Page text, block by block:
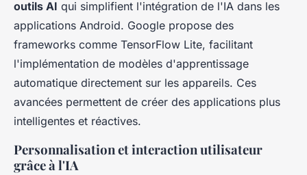
outils AI qui simplifient l'intégration de l'IA dans les
applications Android. Google propose des
frameworks comme TensorFlow Lite, facilitant
l'implémentation de modèles d'apprentissage
automatique directement sur les appareils. Ces
avancées permettent de créer des applications plus
intelligentes et réactives.
Personnalisation et interaction utilisateur
grâce à l'IA